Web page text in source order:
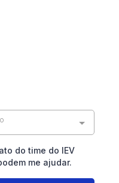
do time do IEV
me ajudar.